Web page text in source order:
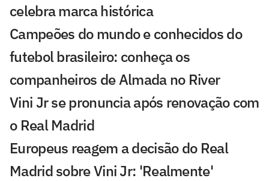
celebra marca histórica
Campeões do mundo e conhecidos do
futebol brasileiro: conheça os
companheiros de Almada no River
Vini Jr se pronuncia após renovação com
o Real Madrid
Europeus reagem a decisão do Real
Madrid sobre Vini Jr: 'Realmente'